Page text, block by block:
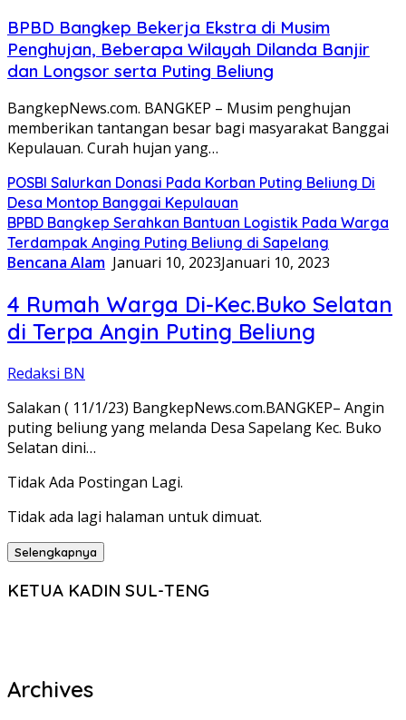
BPBD Bangkep Bekerja Ekstra di Musim
Penghujan, Beberapa Wilayah Dilanda Banjir
dan Longsor serta Puting Beliung
BangkepNews.com. BANGKEP – Musim penghujan
memberikan tantangan besar bagi masyarakat Banggai
Kepulauan. Curah hujan yang…
POSBI Salurkan Donasi Pada Korban Puting Beliung Di
Desa Montop Banggai Kepulauan
BPBD Bangkep Serahkan Bantuan Logistik Pada Warga
Terdampak Anging Puting Beliung di Sapelang
Bencana Alam Januari 10, 2023Januari 10, 2023
4 Rumah Warga Di-Kec.Buko Selatan
di Terpa Angin Puting Beliung
Redaksi BN
Salakan ( 11/1/23) BangkepNews.com.BANGKEP– Angin
puting beliung yang melanda Desa Sapelang Kec. Buko
Selatan dini…
Tidak Ada Postingan Lagi.
Tidak ada lagi halaman untuk dimuat.
Selengkapnya
KETUA KADIN SUL-TENG
Archives